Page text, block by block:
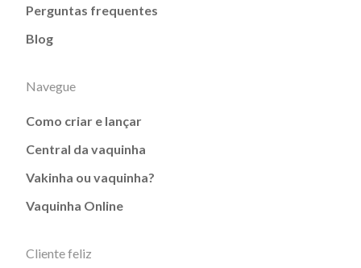
Perguntas frequentes
Blog
Navegue
Como criar e lançar
Central da vaquinha
Vakinha ou vaquinha?
Vaquinha Online
Cliente feliz